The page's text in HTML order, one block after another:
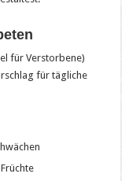
für Verstorbene)
für tägliche